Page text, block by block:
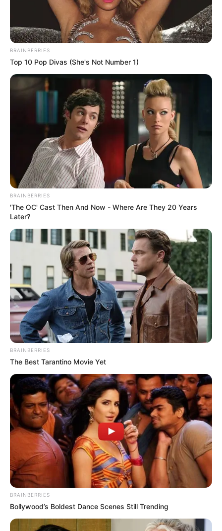
BRAINBERRIES
Top 10 Pop Divas (She's Not Number 1)
BRAINBERRIES
'The OC' Cast Then And Now - Where Are They 20 Years
Later?
BRAINBERRIES
The Best Tarantino Movie Yet
BRAINBERRIES
Bollywood’s Boldest Dance Scenes Still Trending